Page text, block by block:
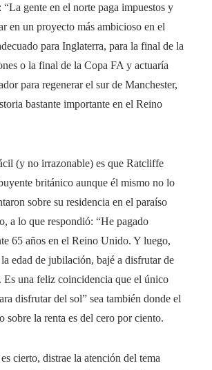
gente en el norte paga impuestos y
en un proyecto más ambicioso en el
para Inglaterra, para la final de la
o la final de la Copa FA y actuaría
para regenerar el sur de Manchester,
bastante importante en el Reino
(y no irrazonable) es que Ratcliffe
británico aunque él mismo no lo
sobre su residencia en el paraíso
a lo que respondió: “He pagado
65 años en el Reino Unido. Y luego,
edad de jubilación, bajé a disfrutar de
Es una feliz coincidencia que el único
disfrutar del sol” sea también donde el
sobre la renta es del cero por ciento.
cierto, distrae la atención del tema